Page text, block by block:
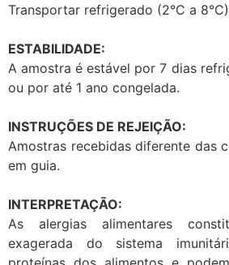
Transportar refrigerado (2°C a
ESTABILIDADE:
A amostra é estável por 7 dias
ou por até 1 ano congelada.
INSTRUÇÕES DE REJEIÇÃO:
Amostras recebidas diferente das
em guia.
INTERPRETAÇÃO:
As alergias alimentares
exagerada do sistema